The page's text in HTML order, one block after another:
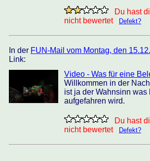
Du hast
nicht bewertet
Defekt?
In der FUN-Mail vom Montag, den
Link:
Video - Was für eine
Willkommen in der
ist ja der Wahnsinn
aufgefahren wird.
Du hast
nicht bewertet
Defekt?